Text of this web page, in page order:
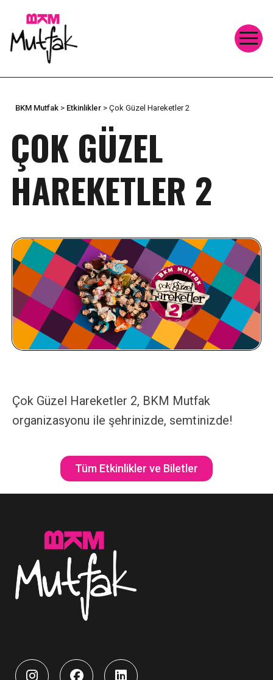
BKM Mutfak > Etkinlikler > Çok Güzel Hareketler 2
ÇOK GÜZEL
HAREKETLER 2
Çok Güzel Hareketler 2, BKM Mutfak
organizasyonu ile şehrinizde, semtinizde!
Tüm Etkinlikler ve Biletler